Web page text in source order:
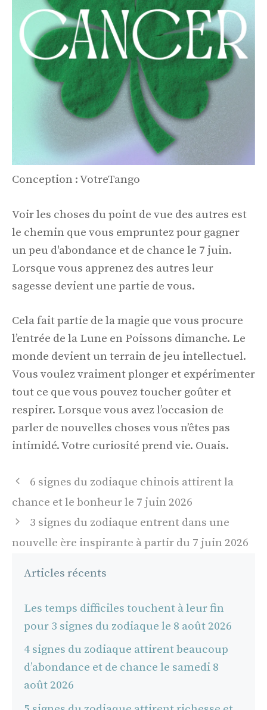
Conception : VotreTango
Voir les choses du point de vue des autres est
le chemin que vous empruntez pour gagner
un peu d'abondance et de chance le 7 juin.
Lorsque vous apprenez des autres leur
sagesse devient une partie de vous.
Cela fait partie de la magie que vous procure
l’entrée de la Lune en Poissons dimanche. Le
monde devient un terrain de jeu intellectuel.
Vous voulez vraiment plonger et expérimenter
tout ce que vous pouvez toucher goûter et
respirer. Lorsque vous avez l’occasion de
parler de nouvelles choses vous n’êtes pas
intimidé. Votre curiosité prend vie. Ouais.
Navigation
des
6 signes du zodiaque chinois attirent la
chance et le bonheur le 7 juin 2026
3 signes du zodiaque entrent dans une
nouvelle ère inspirante à partir du 7 juin 2026
Articles récents
Les temps difficiles touchent à leur fin
pour 3 signes du zodiaque le 8 août 2026
4 signes du zodiaque attirent beaucoup
d’abondance et de chance le samedi 8
août 2026